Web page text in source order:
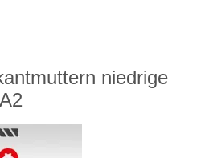
niedrige